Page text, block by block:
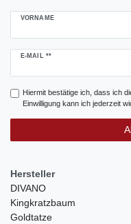
VORNAME
E-MAIL **
Newsletter
Hiermit bestätige ich, dass ich
Einwilligung kann ich jederzeit
Hersteller
DIVANO
Kingkratzbaum
Goldtatze